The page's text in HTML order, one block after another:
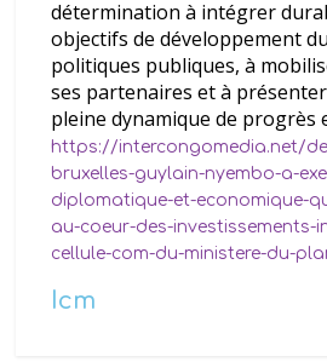
détermination à intégrer
objectifs de développement
politiques publiques, à
ses partenaires et à
pleine dynamique de progrès
https://intercongomedia.net/
bruxelles-guylain-nyembo-a-
diplomatique-et-economique-
au-coeur-des-investissements-
cellule-com-du-ministere-du-
Icm